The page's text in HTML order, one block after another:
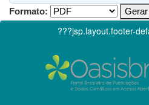
Formato:
???jsp.layout.footer-